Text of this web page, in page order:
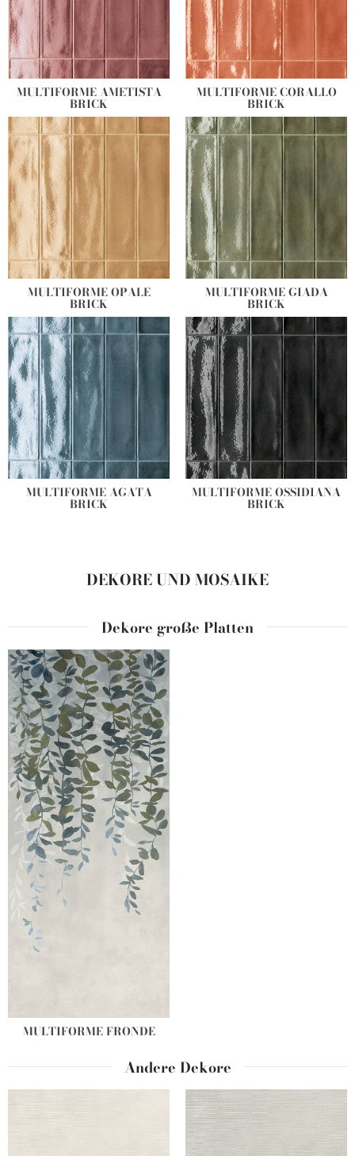
MULTIFORME AMETISTA
BRICK
MULTIFORME CORALLO
BRICK
MULTIFORME OPALE
BRICK
MULTIFORME GIADA
BRICK
MULTIFORME AGATA
BRICK
MULTIFORME OSSIDIANA
BRICK
DEKORE UND MOSAIKE
Dekore große Platten
MULTIFORME FRONDE
Andere Dekore